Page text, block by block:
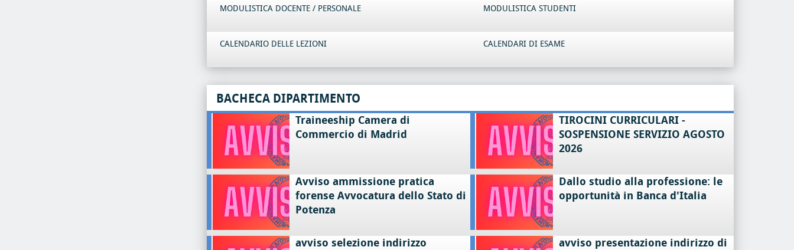
MODULISTICA DOCENTE / PERSONALE MODULISTICA STUDENTI
CALENDARIO DELLE LEZIONI CALENDARI DI ESAME
BACHECA DIPARTIMENTO
Traineeship Camera di
Commercio di Madrid
TIROCINI CURRICULARI -
SOSPENSIONE SERVIZIO AGOSTO
2026
Avviso ammissione pratica
forense Avvocatura dello Stato di
Potenza
Dallo studio alla professione: le
opportunità in Banca d'Italia
avviso selezione indirizzo
avviso presentazione indirizzo di